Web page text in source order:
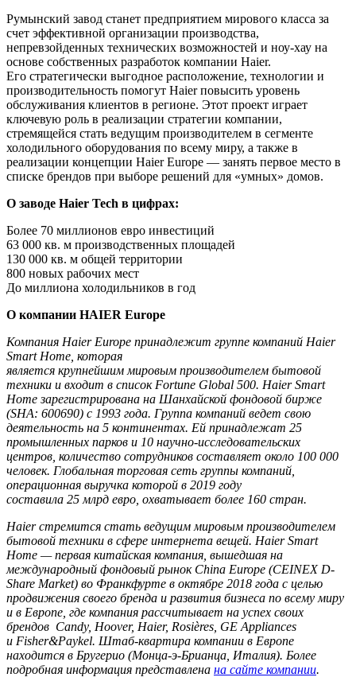
Румынский завод станет предприятием мирового класса за
счет эффективной организации производства,
непревзойденных технических возможностей и ноу-хау на
основе собственных разработок компании Haier.
Его стратегически выгодное расположение, технологии и
производительность помогут Haier повысить уровень
обслуживания клиентов в регионе. Этот проект играет
ключевую роль в реализации стратегии компании,
стремящейся стать ведущим производителем в сегменте
холодильного оборудования по всему миру, а также в
реализации концепции Haier Europe — занять первое место в
списке брендов при выборе решений для «умных» домов.
О заводе Haier Tech в цифрах:
Более 70 миллионов евро инвестиций
63 000 кв. м производственных площадей
130 000 кв. м общей территории
800 новых рабочих мест
До миллиона холодильников в год
О компании HAIER Europe
Компания Haier Europe принадлежит группе компаний Haier
Smart Home, которая
является крупнейшим мировым производителем бытовой
техники и входит в список Fortune Global 500. Haier Smart
Home зарегистрирована на Шанхайской фондовой бирже
(SHA: 600690) с 1993 года. Группа компаний ведет свою
деятельность на 5 континентах. Ей принадлежат 25
промышленных парков и 10 научно-исследовательских
центров, количество сотрудников составляет около 100 000
человек. Глобальная торговая сеть группы компаний,
операционная выручка которой в 2019 году
составила 25 млрд евро, охватывает более 160 стран.
Haier стремится стать ведущим мировым производителем
бытовой техники в сфере интернета вещей. Haier Smart
Home — первая китайская компания, вышедшая на
международный фондовый рынок China Europe (CEINEX D-
Share Market) во Франкфурте в октябре 2018 года с целью
продвижения своего бренда и развития бизнеса по всему миру
и в Европе, где компания рассчитывает на успех своих
брендов Candy, Hoover, Haier, Rosières, GE Appliances
и Fisher&Paykel. Штаб-квартира компании в Европе
находится в Бругерио (Монца-э-Брианца, Италия). Более
подробная информация представлена на сайте компании.